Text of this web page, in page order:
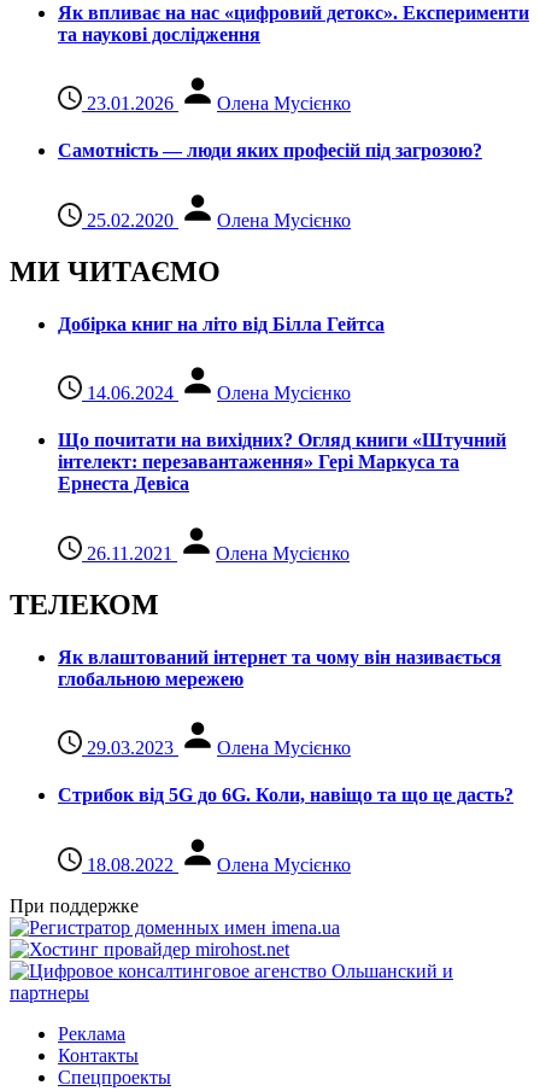
Як впливає на нас «цифровий детокс». Експерименти
та наукові дослідження
23.01.2026 Олена Мусієнко
Самотність — люди яких професій під загрозою?
25.02.2020 Олена Мусієнко
МИ ЧИТАЄМО
Добірка книг на літо від Білла Гейтса
14.06.2024 Олена Мусієнко
Що почитати на вихідних? Огляд книги «Штучний
інтелект: перезавантаження» Гері Маркуса та
Ернеста Девіса
26.11.2021 Олена Мусієнко
ТЕЛЕКОМ
Як влаштований інтернет та чому він називається
глобальною мережею
29.03.2023 Олена Мусієнко
Стрибок від 5G до 6G. Коли, навіщо та що це даcть?
18.08.2022
Олена Мусієнко
При поддержке
Реклама
Контакты
Спецпроекты